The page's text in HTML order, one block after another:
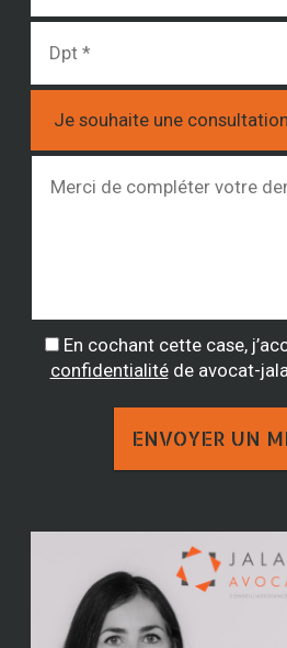
En cochant cette case,
confidentialitéde avocat-